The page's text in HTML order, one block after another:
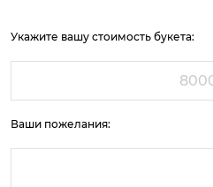
Укажите вашу стоимость букета:
Ваши пожелания: